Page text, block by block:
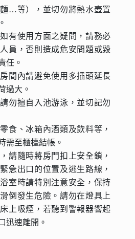
…等），並切勿將熱水壺置
有使用方面之疑問，請務必
員，否則造成危安問題或毀
任。
間內請避免使用多插頭延長
過大。
勿擅自入池游泳，並切記勿
食、冰箱內酒類及飲料等，
需至櫃檯結帳。
請隨時將房門扣上安全鎖，
急出口的位置及逃生路線，
室時請特別注意安全，保持
倒發生危險。請勿在燈具上
上吸煙，若聽到警報器響起
迅速離開。